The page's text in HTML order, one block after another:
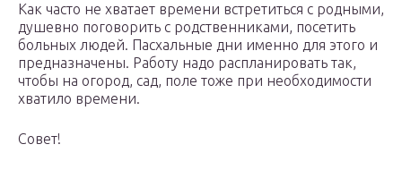
Как часто не хватает времени встретиться с родными,
душевно поговорить с родственниками, посетить
больных людей. Пасхальные дни именно для этого и
предназначены. Работу надо распланировать так,
чтобы на огород, сад, поле тоже при необходимости
хватило времени.
Совет!